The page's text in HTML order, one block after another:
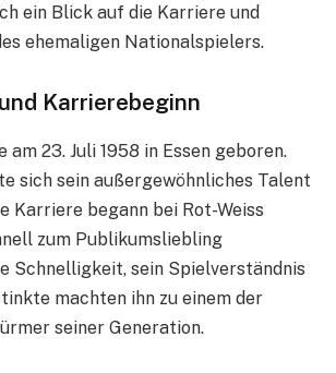
ein Blick auf die Karriere und
ehemaligen Nationalspielers.
Karrierebeginn
23. Juli 1958 in Essen geboren.
sich sein außergewöhnliches Talent
Karriere begann bei Rot-Weiss
zum Publikumsliebling
Schnelligkeit, sein Spielverständnis
machten ihn zu einem der
seiner Generation.